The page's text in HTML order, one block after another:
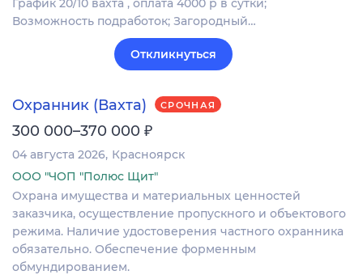
График 20/10 вахта , оплата 4000 р в сутки;
Возможность подработок; Загородный…
Откликнуться
Охранник (Вахта) СРОЧНАЯ
300 000–370 000 ₽
04 августа 2026 Красноярск
ООО "ЧОП "Полюс Щит"
Охрана имущества и материальных ценностей
заказчика, осуществление пропускного и объектового
режима. Наличие удостоверения частного охранника
обязательно. Обеспечение форменным
обмундированием.